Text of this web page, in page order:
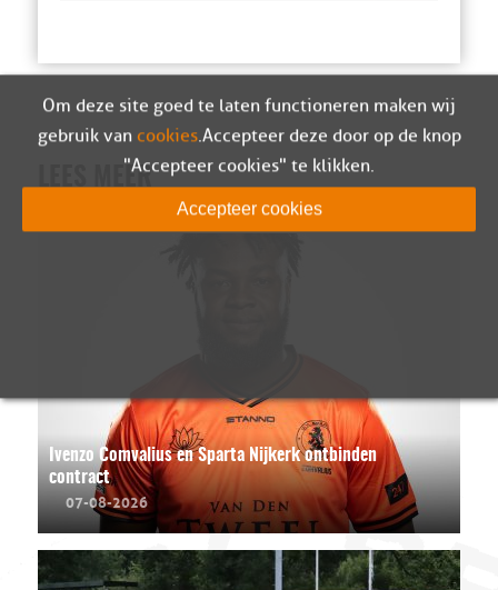
LEES MEER
Ivenzo Comvalius en Sparta Nijkerk ontbinden
contract
07-08-2026
Om deze site goed te laten functioneren maken wij
gebruik van cookies. Accepteer deze door op de knop
"Accepteer cookies" te klikken.
Accepteer cookies